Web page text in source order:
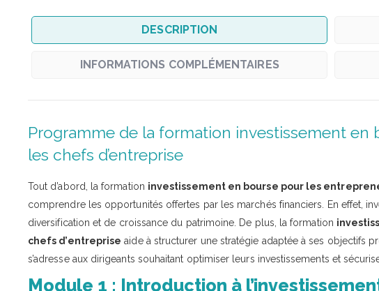
DESCRIPTION
INFORMATIONS COMPLÉMENTAIRES
Programme de la formation investissement en
les chefs d’entreprise
Tout d’abord, la formation investissement en bourse pour les
comprendre les opportunités offertes par les marchés financiers. En effet,
diversification et de croissance du patrimoine. De plus, la formation
chefs d’entreprise aide à structurer une stratégie adaptée à ses objectifs
s’adresse aux dirigeants souhaitant optimiser leurs investissements et
Module 1 : Introduction à